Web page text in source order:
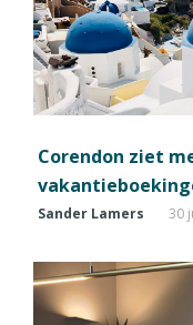
Corendon ziet
Sander Lamers 30